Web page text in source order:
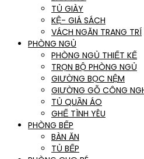
TỦ GIÀY
KỆ- GIÁ SÁCH
VÁCH NGĂN TRANG TRÍ
PHÒNG NGỦ
PHÒNG NGỦ THIẾT KẾ
TRỌN BỘ PHÒNG NGỦ
GIƯỜNG BỌC NỆM
GIƯỜNG GỖ CÔNG
TỦ QUẦN ÁO
GHẾ TÌNH YÊU
PHÒNG BẾP
BÀN ĂN
TỦ BẾP